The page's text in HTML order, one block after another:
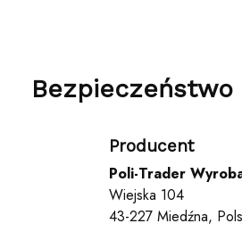
Producent
Poli-Trader
Wiejska 104
43-227 Miedźna,